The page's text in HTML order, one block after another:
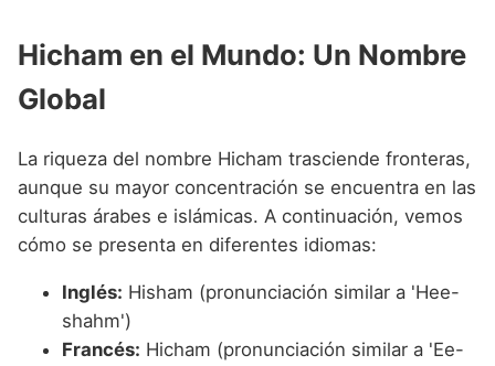
Hicham en el Mundo: Un Nombre
Global
La riqueza del nombre Hicham trasciende fronteras,
aunque su mayor concentración se encuentra en las
culturas árabes e islámicas. A continuación, vemos
cómo se presenta en diferentes idiomas:
Inglés: Hisham (pronunciación similar a 'Hee-
shahm')
Francés: Hicham (pronunciación similar a 'Ee-